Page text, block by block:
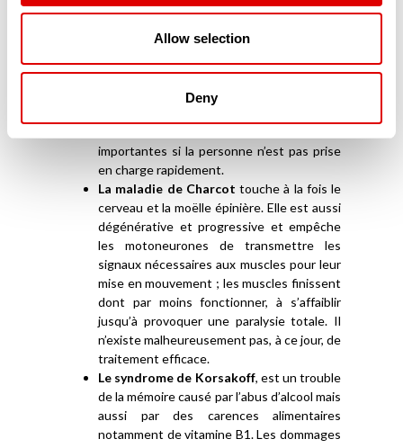
Allow selection
Deny
L’AVC (Accident Vasculaire Cérébral)
intervient lorsque le cerveau n’est plus
l’oxygène, ni les nutriments qui lui sont
nécessaires. Dès-lors, les cellules du
importantes si la personne n’est pas prise
en charge rapidement.
La maladie de Charcot touche à la fois le
cerveau et la moëlle épinière. Elle est aussi
dégénérative et progressive et empêche
les motoneurones de transmettre les
signaux nécessaires aux muscles pour leur
mise en mouvement ; les muscles finissent
dont par moins fonctionner, à s’affaiblir
jusqu’à provoquer une paralysie totale. Il
n’existe malheureusement pas, à ce jour, de
traitement efficace.
Le syndrome de Korsakoff, est un trouble
de la mémoire causé par l’abus d’alcool mais
aussi par des carences alimentaires
notamment de vitamine B1. Les dommages